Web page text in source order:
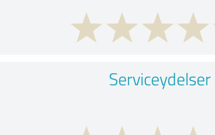
Serviceydelser